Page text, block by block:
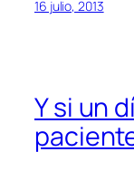
16 julio, 2013
Y si un